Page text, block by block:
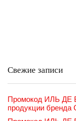
Свежие записи
Промокод ИЛЬ ДЕ
продукции бренда